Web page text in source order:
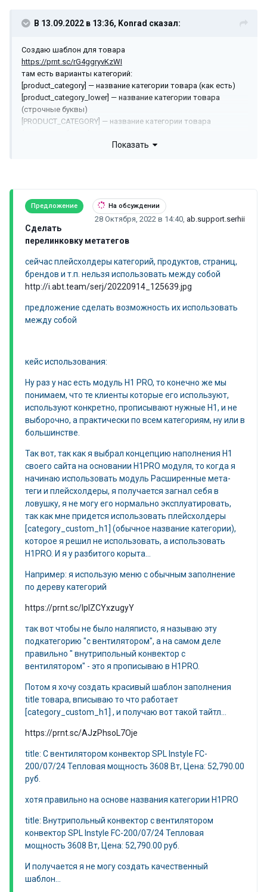
В 13.09.2022 в 13:36, Konrad сказал:
Создаю шаблон для товара
https://prnt.sc/rG4ggryvKzWI
там есть варианты категорий:
[product_category] — название категории товара (как есть)
[product_category_lower] — название категории товара
(строчные буквы)
[PRODUCT_CATEGORY] — название категории товара
[Product_category] — название категории товара (первая
а почему нет варианта категория из модуля H1 PRO?
([category_custom_h1])
а также альтернативного названия категории...
Показать
Предложение На обсуждении
28 Октября, 2022 в 14:40, ab.support.serhii
Сделать
перелинковку метатегов
сейчас плейсхолдеры категорий, продуктов, страниц,
брендов и т.п. нельзя использовать между собой
http://i.abt.team/serj/20220914_125639.jpg
предложение сделать возможность их использовать
между собой
кейс использования:
Ну раз у нас есть модуль H1 PRO, то конечно же мы
понимаем, что те клиенты которые его используют,
используют конкретно, прописывают нужные H1, и не
выборочно, а практически по всем категориям, ну или в
большинстве.
Так вот, так как я выбрал концепцию наполнения H1
своего сайта на основании H1PRO модуля, то когда я
начинаю использовать модуль Расширенные мета-
теги и плейсхолдеры, я получается загнал себя в
ловушку, я не могу его нормально эксплуатировать,
так как мне придется использовать плейсхолдеры
[category_custom_h1] (обычное название категории),
которое я решил не использовать, а использовать
H1PRO. И я у разбитого корыта...
Например: я использую меню с обычным заполнение
по дереву категорий
https://prnt.sc/IpIZCYxzugyY
так вот чтобы не было наляписто, я называю эту
подкатегорию "с вентилятором", а на самом деле
правильно " внутрипольный конвектор с
вентилятором" - это я прописываю в H1PRO.
Потом я хочу создать красивый шаблон заполнения
title товара, вписываю то что работает
[category_custom_h1] , и получаю вот такой тайтл...
https://prnt.sc/AJzPhsoL7Oje
title: С вентилятором конвектор SPL Instyle FC-
200/07/24 Тепловая мощность 3608 Вт, Цена: 52,790.00
руб.
хотя правильно на основе названия категории H1PRO
title: Внутрипольный конвектор с вентилятором
конвектор SPL Instyle FC-200/07/24 Тепловая
мощность 3608 Вт, Цена: 52,790.00 руб.
И получается я не могу создать качественный
шаблон...